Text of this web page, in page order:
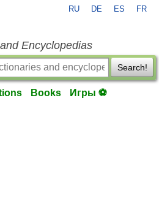
RU DE ES FR
Encyclopedias
Search!
Books Игры ⚽